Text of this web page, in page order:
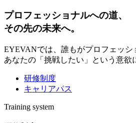
プロフェッショナルへの道、
その先の未来へ。
EYEVANでは、誰もがプロフェッ
あなたの「挑戦したい」という意欲
研修制度
キャリアパス
Training system